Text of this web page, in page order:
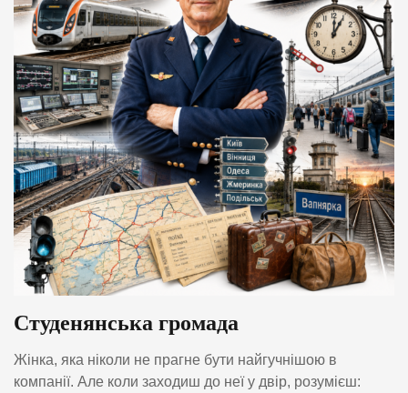
Студенянська громада
Жінка, яка ніколи не прагне бути найгучнішою в
компанії. Але коли заходиш до неї у двір, розумієш: